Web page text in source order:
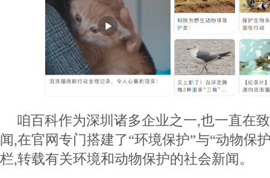
咱百科作为深圳诸多企业之一,也一直在
闻,在官网专门搭建了“环境保护”与“动物保
栏,转载有关环境和动物保护的社会新闻。